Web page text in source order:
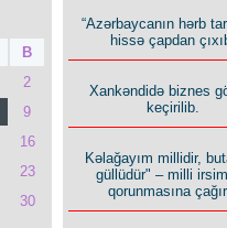
B
2
9
16
23
30
“Azərbaycanın hərb
hissə çapdan
Xankəndidə biznes
keçirilib.
Kəlağayım millidir,
güllüdür" – milli
qorunmasına